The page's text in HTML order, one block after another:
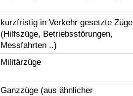
kurzfristig in Verkehr gesetzte Züge
(Hilfszüge, Betriebsstörungen,
Messfahrten ..)
Militärzüge
Ganzzüge (aus ähnlicher